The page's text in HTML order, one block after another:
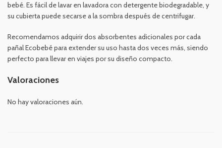
bebé. Es fácil de lavar en lavadora con detergente biodegradable, y
su cubierta puede secarse a la sombra después de centrifugar.
Recomendamos adquirir dos absorbentes adicionales por cada
pañal Ecobebé para extender su uso hasta dos veces más, siendo
perfecto para llevar en viajes por su diseño compacto.
Valoraciones
No hay valoraciones aún.